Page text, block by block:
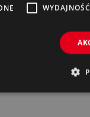
WYDAJNOŚĆ